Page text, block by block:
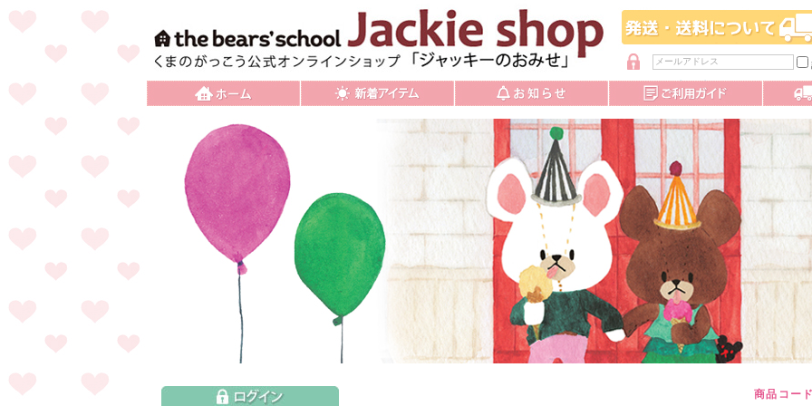
パスワードを忘れた方
商品コー